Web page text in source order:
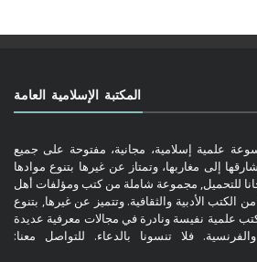
المكتبة الإسلامية العامة
علمية إسلامية، مجانية، مفتوحة على جميع
إلى مغاربها، وتمتاز عن غيرها بتنوع موادها
للتحميل, مجموعة شاملة من كتب ومؤلفات أهل
الكتب الأدبية والثقافية. وتتميز عن غيرها, بتنوع
علمية نفيسة ونادرة في مجالات معرفية عديدة
والفرنسية. فلا تنسونا بالدعاء. للتواصل معنا: